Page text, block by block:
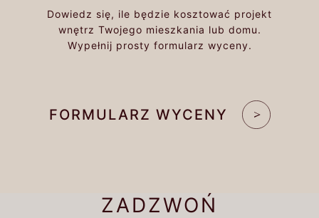
Dowiedz się, ile będzie kosztować projekt
wnętrz Twojego mieszkania lub domu.
Wypełnij prosty formularz wyceny.
FORMULARZ WYCENY
ZADZWOŃ